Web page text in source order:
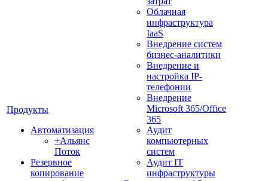
Продукты
Автоматизация
+Альянс
Поток
Резервное
копирование
Облачная
инфраструктура
IaaS
Внедрение систем
бизнес-аналитики
Внедрение и
настройка IP-
телефонии
Внедрение
Microsoft 365/Office
365
Аудит
компьютерных
систем
Аудит IT
инфраструктуры